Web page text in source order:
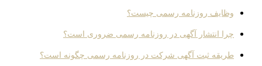
وظایف روزنامه رسمی چیست؟
چرا انتشار آگهی در روزنامه رسمی ضروری است؟
طریقه ثبت آگهی شرکت در روزنامه رسمی چگونه است؟